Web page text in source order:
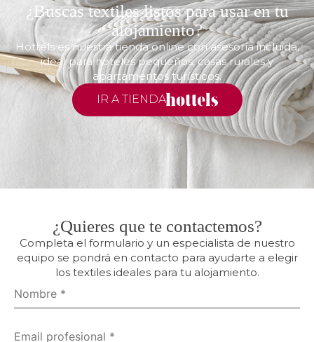
¿Buscas textiles listos para usar en tu
alojamiento?
Hottels es nuestra tienda online con asesoría incluida,
ideal para hoteles pequeños, casas rurales y
apartamentos turísticos.
IR A TIENDA
¿Quieres que te contactemos?
Completa el formulario y un especialista de nuestro
equipo se pondrá en contacto para ayudarte a elegir
los textiles ideales para tu alojamiento.